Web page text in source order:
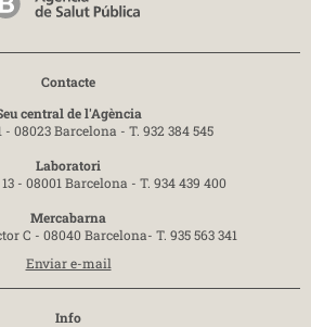
Contacte
central de l'Agència
- 08023 Barcelona - T. 932 384 545
Laboratori
- 08001 Barcelona - T. 934 439 400
Mercabarna
C - 08040 Barcelona- T. 935 563 341
Enviar e-mail
Info